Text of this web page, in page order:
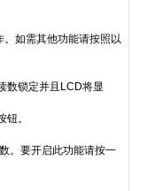
如需其他功能请按照以
锁定并且LCD将显
。
要开启此功能请按一